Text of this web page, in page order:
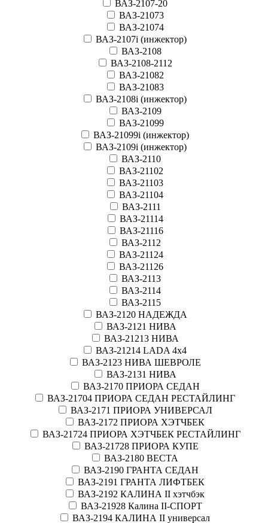
ВАЗ-2107-20
ВАЗ-21073
ВАЗ-21074
ВАЗ-2107i (инжектор)
ВАЗ-2108
ВАЗ-2108-2112
ВАЗ-21082
ВАЗ-21083
ВАЗ-2108i (инжектор)
ВАЗ-2109
ВАЗ-21099
ВАЗ-21099i (инжектор)
ВАЗ-2109i (инжектор)
ВАЗ-2110
ВАЗ-21102
ВАЗ-21103
ВАЗ-21104
ВАЗ-2111
ВАЗ-21114
ВАЗ-21116
ВАЗ-2112
ВАЗ-21124
ВАЗ-21126
ВАЗ-2113
ВАЗ-2114
ВАЗ-2115
ВАЗ-2120 НАДЕЖДА
ВАЗ-2121 НИВА
ВАЗ-21213 НИВА
ВАЗ-21214 LADA 4х4
ВАЗ-2123 НИВА ШЕВРОЛЕ
ВАЗ-2131 НИВА
ВАЗ-2170 ПРИОРА СЕДАН
ВАЗ-21704 ПРИОРА СЕДАН РЕСТАЙЛИНГ
ВАЗ-2171 ПРИОРА УНИВЕРСАЛ
ВАЗ-2172 ПРИОРА ХЭТЧБЕК
ВАЗ-21724 ПРИОРА ХЭТЧБЕК РЕСТАЙЛИНГ
ВАЗ-21728 ПРИОРА КУПЕ
ВАЗ-2180 ВЕСТА
ВАЗ-2190 ГРАНТА СЕДАН
ВАЗ-2191 ГРАНТА ЛИФТБЕК
ВАЗ-2192 КАЛИНА II хэтчбэк
ВАЗ-21928 Калина II-СПОРТ
ВАЗ-2194 КАЛИНА II универсал